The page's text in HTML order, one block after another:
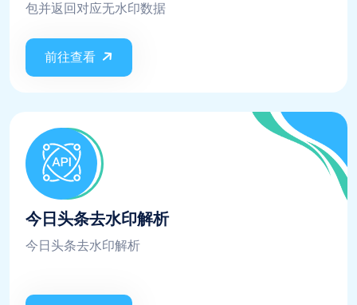
包并返回对应无水印数据
前往查看
今日头条去水印解析
今日头条去水印解析